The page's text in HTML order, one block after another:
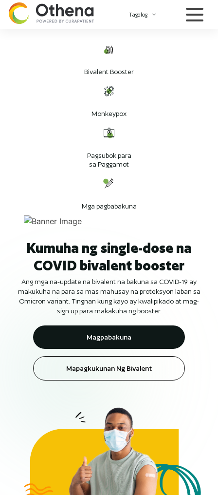
Tagalog
Bivalent Booster
Monkeypox
Pagsubok para
sa Paggamot
Mga pagbabakuna
Kumuha ng single-dose na
COVID bivalent booster
Ang mga na-update na bivalent na bakuna sa COVID-19 ay
makukuha na para sa mas mahusay na proteksyon laban sa
Omicron variant. Tingnan kung kayo ay kwalipikado at mag-
sign up para makakuha ng booster.
Magpabakuna
Mapagkukunan Ng Bivalent